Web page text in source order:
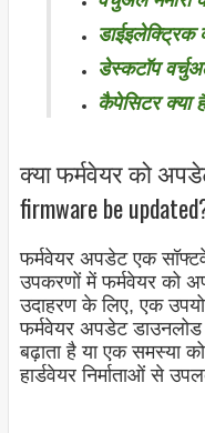
डाईइलेक्ट्रिक
डेस्कटॉप
कैपेसिटर क्या
क्या फर्मवेयर को
firmware be
फर्मवेयर अपडेट एक
उपकरणों में फर्मवेयर को
उदाहरण के लिए, एक
फर्मवेयर अपडेट
बढ़ाता है या एक समस्या
हार्डवेयर निर्माताओं से